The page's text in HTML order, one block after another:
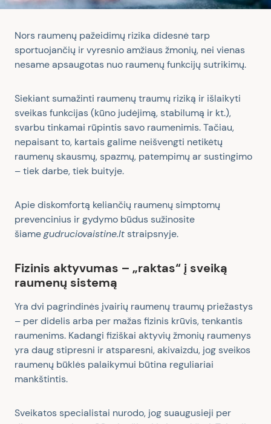
Nors raumenų pažeidimų rizika didesnė tarp
sportuojančių ir vyresnio amžiaus žmonių, nei vienas
nesame apsaugotas nuo raumenų funkcijų sutrikimų.
Siekiant sumažinti raumenų traumų riziką ir išlaikyti
sveikas funkcijas (kūno judėjimą, stabilumą ir kt.),
svarbu tinkamai rūpintis savo raumenimis. Tačiau,
nepaisant to, kartais galime neišvengti netikėtų
raumenų skausmų, spazmų, patempimų ar sustingimo
– tiek darbe, tiek buityje.
Apie diskomfortą keliančių raumenų simptomų
prevencinius ir gydymo būdus sužinosite
šiamegudruciovaistine.ltstraipsnyje.
Fizinis aktyvumas – „raktas“ į sveiką
raumenų sistemą
Yra dvi pagrindinės įvairių raumenų traumų priežastys
– per didelis arba per mažas fizinis krūvis, tenkantis
raumenims. Kadangi fiziškai aktyvių žmonių raumenys
yra daug stipresni ir atsparesni, akivaizdu, jog sveikos
raumenų būklės palaikymui būtina reguliariai
mankštintis.
Sveikatos specialistai nurodo, jog suaugusieji per